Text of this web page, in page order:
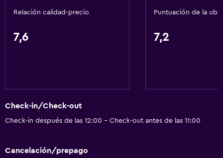
Relación calidad-precio
7,6
Puntuación de la
7,2
Check-in/Check-out
Check-in después de las 12:00 - Check-out antes de las 11:00
Cancelación/prepago